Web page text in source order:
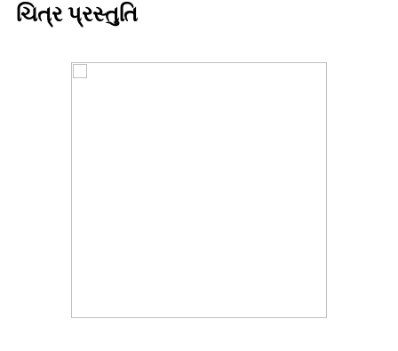
ચિત્ર પ્રસ્તુતિ